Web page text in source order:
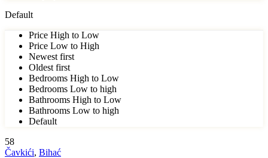
Default
Price High to Low
Price Low to High
Newest first
Oldest first
Bedrooms High to Low
Bedrooms Low to high
Bathrooms High to Low
Bathrooms Low to high
Default
58
Čavkići, Bihać